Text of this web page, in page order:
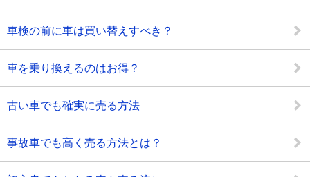
車検の前に車は買い替えすべき？
車を乗り換えるのはお得？
古い車でも確実に売る方法
事故車でも高く売る方法とは？